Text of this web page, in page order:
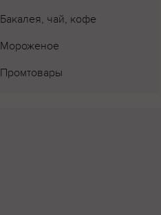
Бакалея, чай, кофе
Мороженое
Промтовары